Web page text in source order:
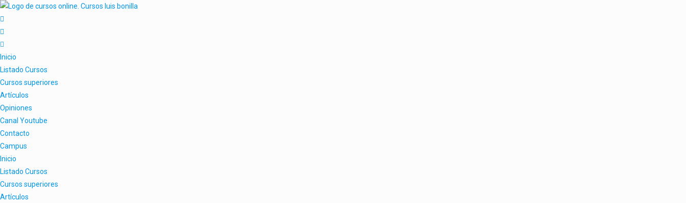
Inicio
Listado Cursos
Cursos superiores
Artículos
Opiniones
Canal Youtube
Contacto
Campus
Inicio
Listado Cursos
Cursos superiores
Artículos